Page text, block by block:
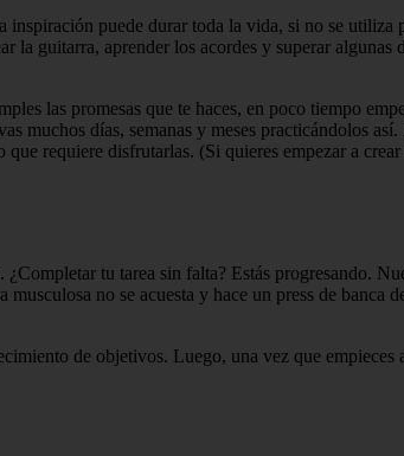
puede durar toda la vida, si no se
guitarra, aprender los acordes y superar algunas
las promesas que te haces, en poco tiempo
muchos días, semanas y meses practicándolos
requiere disfrutarlas. (Si quieres empezar a
tu tarea sin falta? Estás progresando.
no se acuesta y hace un press de banca
de objetivos. Luego, una vez que